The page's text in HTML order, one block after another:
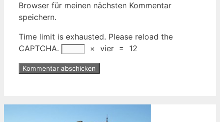
Browser für meinen nächsten Kommentar
speichern.
Time limit is exhausted. Please reload the
CAPTCHA.
× vier = 12